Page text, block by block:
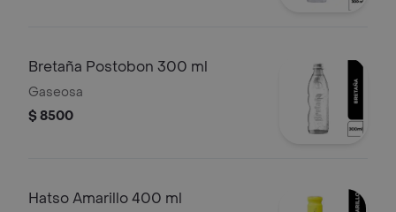
Bretaña Postobon 300 ml
Gaseosa
$ 8500
Hatso Amarillo 400 ml